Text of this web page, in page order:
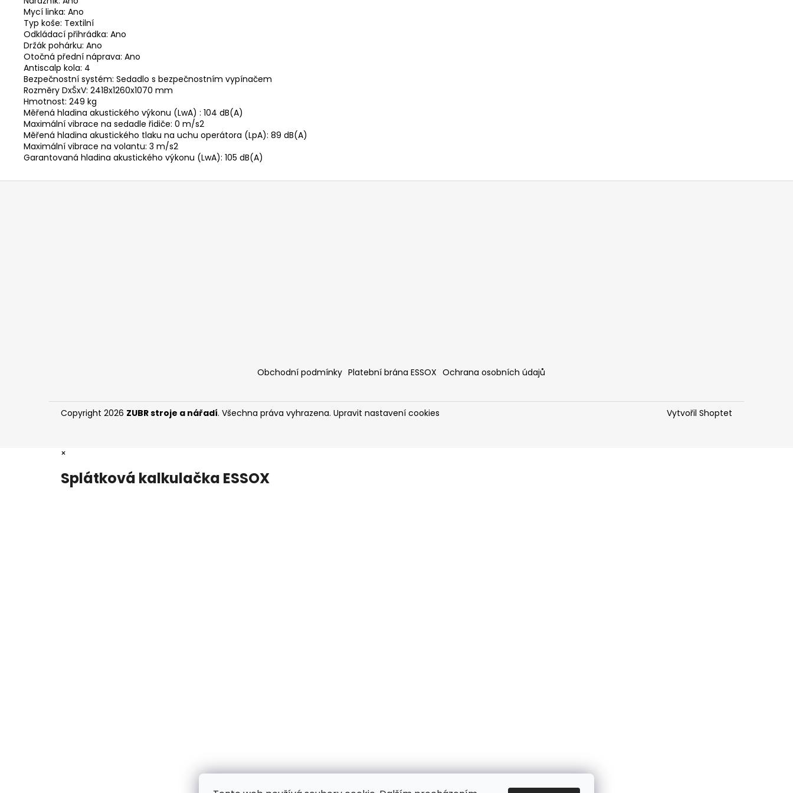
Mycí linka: Ano
Typ koše: Textilní
Odkládací přihrádka: Ano
Držák pohárku: Ano
Otočná přední náprava: Ano
Antiscalp kola: 4
Bezpečnostní systém: Sedadlo s bezpečnostním vypínačem
Rozměry DxŠxV: 2418x1260x1070 mm
Hmotnost: 249 kg
Měřená hladina akustického výkonu (LwA) : 104 dB(A)
Maximální vibrace na sedadle řidiče: 0 m/s2
Měřená hladina akustického tlaku na uchu operátora (LpA): 89 dB(A)
Maximální vibrace na volantu: 3 m/s2
Garantovaná hladina akustického výkonu (LwA): 105 dB(A)
Z
Obchodní podmínky Platební brána ESSOX Ochrana osobních údajů
Vytvořil Shoptet
Copyright 2026 ZUBR stroje a nářadí. Všechna práva vyhrazena. Upravit nastavení cookies
×
Splátková kalkulačka ESSOX